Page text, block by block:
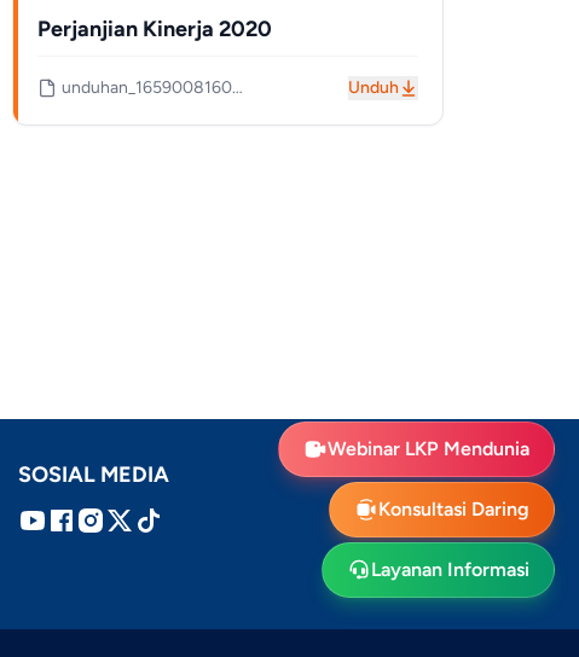
Perjanjian Kinerja 2020
unduhan_1659008160_62e274a073636.pdf Unduh
Webinar LKP Mendunia
Konsultasi Daring
Layanan Informasi
SOSIAL MEDIA